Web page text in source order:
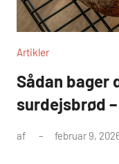
Artikler
Sådan bager
surdejsbrød
af februar 9,